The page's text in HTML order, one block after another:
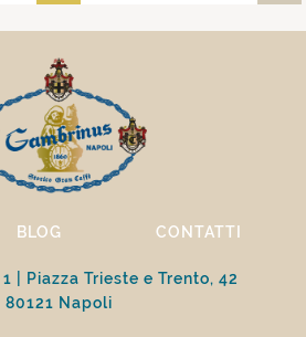
BLOG CONTATTI
| Piazza Trieste e Trento, 42
80121 Napoli